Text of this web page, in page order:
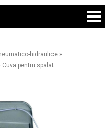
hidraulice »
Cuva pentru spalat